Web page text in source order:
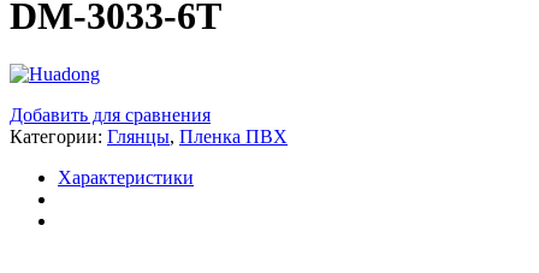
DM-3033-6T
Добавить для сравнения
Категории: Глянцы, Пленка ПВХ
Характеристики